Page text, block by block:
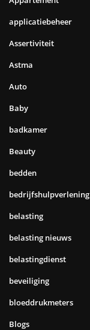
applicatiebeheer
Assertiviteit
Astma
Auto
Baby
badkamer
Beauty
bedden
bedrijfshulpverlening
belasting
belasting nieuws
belastingdienst
beveiliging
bloeddrukmeters
Blogs